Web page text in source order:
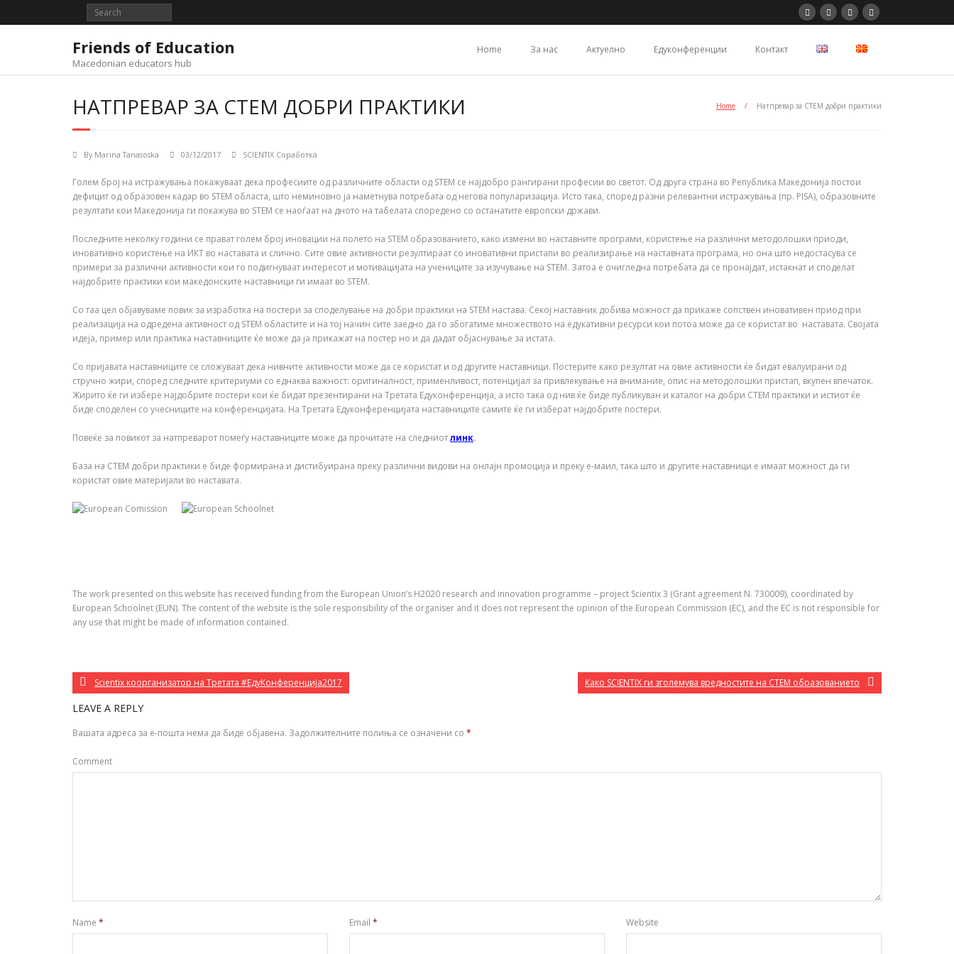
Friends of Education
Macedonian educators hub
Home За нас Актуелно Едуконференции Контакт
НАТПРЕВАР ЗА СТЕМ ДОБРИ ПРАКТИКИ Home / Натпревар за СТЕМ добри практики
By Marina Tanasoska 03/12/2017 SCIENTIX Соработка
Голем број на истражувања покажуваат дека професиите од различните области од STEM се најдобро рангирани професии во светот. Од друга страна во Република Македонија постои
дефицит од образовен кадар во STEM областа, што неминовно ја наметнува потребата од негова популаризација. Исто така, според разни релевантни истражувања (пр. PISA), образовните
резултати кои Македонија ги покажува во STEM се наоѓаат на дното на табелата споредено со останатите европски држави.
Последните неколку години се прават голем број иновации на полето на STEM образованието, како измени во наставните програми, користење на различни методолошки приоди,
иновативно користење на ИКТ во наставата и слично. Сите овие активности резултираат со иновативни пристапи во реализирање на наставната програма, но она што недостасува се
примери за различни активности кои го подигнуваат интересот и мотивацијата на учениците за изучување на STEM. Затоа е очигледна потребата да сe пронајдат, истакнат и споделат
најдобрите практики кои македонските наставници ги имаат во STEM.
Со таа цел објавуваме повик за изработка на постери за споделување на добри практики на STEM настава. Секој наставник добива можност да прикаже сопствен иновативен приод при
реализација на одредена активност од STEM областите и на тој начин сите заедно да го збогатиме множеството на едукативни ресурси кои потоа може да се користат во наставата. Својата
идеја, пример или практика наставниците ќе може да ја прикажат на постер но и да дадат објаснување за истата.
Со пријавата наставниците се сложуваат дека нивните активности може да се користат и од другите наставници. Постерите како резултат на овие активности ќе бидат евалуирани од
стручно жири, според следните критериуми со еднаква важност: оригиналност, применливост, потенцијал за привлекување на внимание, опис на методолошки пристап, вкупен впечаток.
Жирито ќе ги избере најдобрите постери кои ќе бидат презентирани на Третата Едуконференција, а исто така од нив ќе биде публикуван и каталог на добри СТЕМ практики и истиот ќе
биде споделен со учесниците на конференцијата. На Третата Едуконференцијата наставниците самите ќе ги изберат најдобрите постери.
Повеќе за повикот за натпреварот помеѓу наставниците може да прочитате на следниотлинк.
База на СТЕМ добри практики е биде формирана и дистибуирана преку различни видови на онлајн промоција и преку е-маил, така што и другите наставници е имаат можност да ги
користат овие материјали во наставата.
The work presented on this website has received funding from the European Union’s H2020 research and innovation programme – project Scientix 3 (Grant agreement N. 730009), coordinated by
European Schoolnet (EUN). The content of the website is the sole responsibility of the organiser and it does not represent the opinion of the European Commission (EC), and the EC is not responsible for
any use that might be made of information contained.
Scientix коорганизатор на Третата #ЕдуКонференција2017 Како SCIENTIX ги зголемува вредностите на СТЕМ образованието
LEAVE A REPLY
Вашата адреса за е-пошта нема да биде објавена. Задолжителните полиња се означени со *
Comment
Name * Email * Website